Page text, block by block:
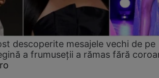
descoperite mesajele vechi de pe
a frumuseții a rămas fără